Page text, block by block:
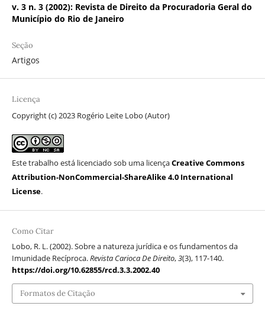
v. 3 n. 3 (2002): Revista de Direito da Procuradoria Geral do
Município do Rio de Janeiro
Seção
Artigos
Licença
Copyright (c) 2023 Rogério Leite Lobo (Autor)
Este trabalho está licenciado sob uma licençaCreative Commons
Attribution-NonCommercial-ShareAlike 4.0 International
License.
Como Citar
Lobo, R. L. (2002). Sobre a natureza jurídica e os fundamentos da
Imunidade Recíproca.Revista Carioca De Direito,3(3), 117-140.
https://doi.org/10.62855/rcd.3.3.2002.40
Formatos de Citação